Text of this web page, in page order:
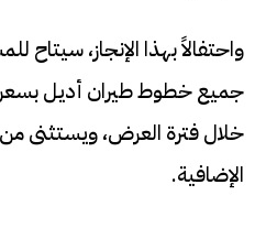
واحتفالاً بهذا الإنجاز،
خلال فترة العرض، ويستثنى
الإضافية.